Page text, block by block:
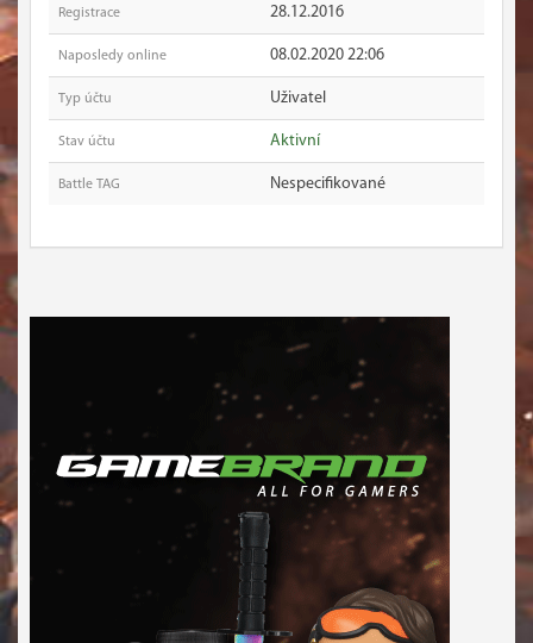
Registrace 28.12.2016
Naposledy online 08.02.2020 22:06
Typ účtu Uživatel
Stav účtu Aktivní
Battle TAG Nespecifikované